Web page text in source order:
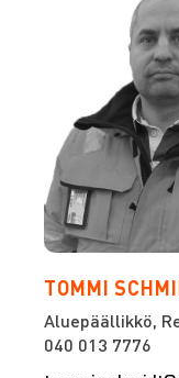
TOMMI
Aluepäällikkö,
040 013 7776